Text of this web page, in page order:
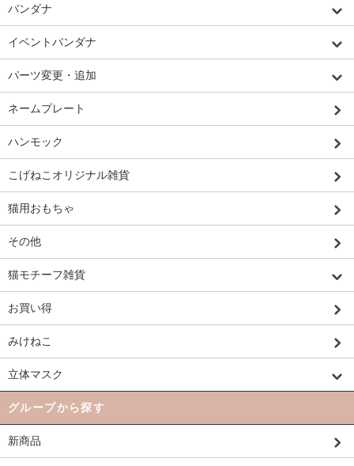
バンダナ
イベントバンダナ
パーツ変更・追加
ネームプレート
ハンモック
こげねこオリジナル雑貨
猫用おもちゃ
その他
猫モチーフ雑貨
お買い得
みけねこ
立体マスク
グループから探す
新商品